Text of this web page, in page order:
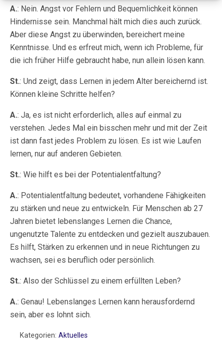
A.: Nein. Angst vor Fehlern und Bequemlichkeit können
Hindernisse sein. Manchmal hält mich dies auch zurück.
Aber diese Angst zu überwinden, bereichert meine
Kenntnisse. Und es erfreut mich, wenn ich Probleme, für
die ich früher Hilfe gebraucht habe, nun allein lösen kann.
St.: Und zeigt, dass Lernen in jedem Alter bereichernd ist.
Können kleine Schritte helfen?
A.: Ja, es ist nicht erforderlich, alles auf einmal zu
verstehen. Jedes Mal ein bisschen mehr und mit der Zeit
ist dann fast jedes Problem zu lösen. Es ist wie Laufen
lernen, nur auf anderen Gebieten.
St.: Wie hilft es bei der Potentialentfaltung?
A.: Potentialentfaltung bedeutet, vorhandene Fähigkeiten
zu stärken und neue zu entwickeln. Für Menschen ab 27
Jahren bietet lebenslanges Lernen die Chance,
ungenutzte Talente zu entdecken und gezielt auszubauen.
Es hilft, Stärken zu erkennen und in neue Richtungen zu
wachsen, sei es beruflich oder persönlich.
St.: Also der Schlüssel zu einem erfüllten Leben?
A.: Genau! Lebenslanges Lernen kann herausfordernd
sein, aber es lohnt sich.
Kategorien: Aktuelles